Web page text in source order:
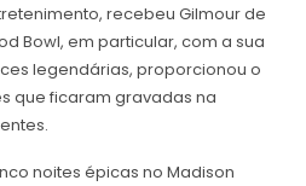
recebeu Gilmour de
Bowl, em particular, com a sua
legendárias, proporcionou o
que ficaram gravadas na
noites épicas no Madison